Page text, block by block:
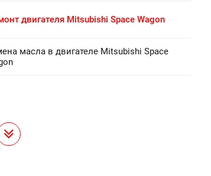
двигателя Mitsubishi Space Wagon
масла в двигателе Mitsubishi Space